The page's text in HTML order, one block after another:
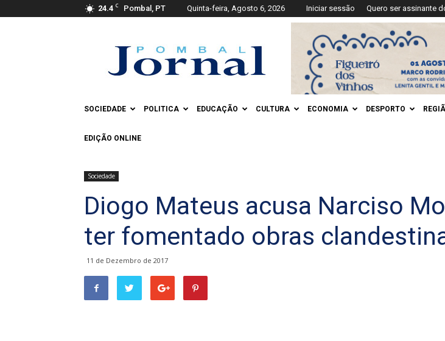
24.4 C Pombal, PT Quinta-feira, Agosto 6, 2026 Iniciar sessão Quero ser assinante
Jornal
SOCIEDADE POLITICA EDUCAÇÃO CULTURA ECONOMIA DESPORTO
EDIÇÃO ONLINE
Sociedade
Diogo Mateus acusa Narciso
ter fomentado obras
11 de Dezembro de 2017